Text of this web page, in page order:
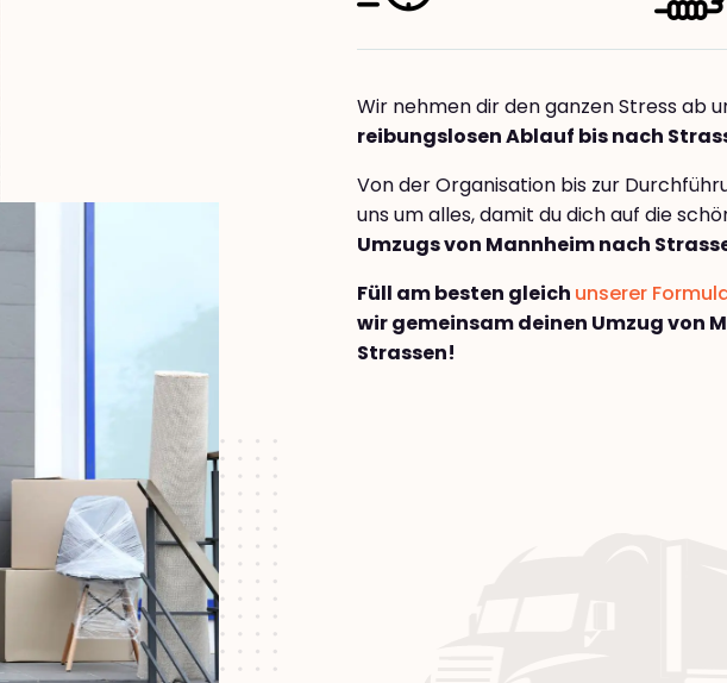
Wir nehmen dir den ganzen Stress ab
reibungslosen Ablauf bis nach
Von der Organisation bis zur
uns um alles, damit du dich auf die
Umzugs von Mannheim nach
Füll am besten gleich unserer
wir gemeinsam deinen Umzug von
Strassen!